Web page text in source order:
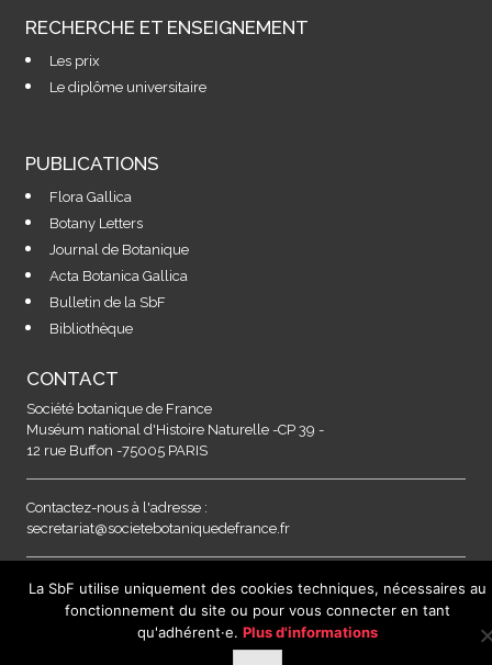
RECHERCHE ET ENSEIGNEMENT
Les prix
Le diplôme universitaire
PUBLICATIONS
Flora Gallica
Botany Letters
Journal de Botanique
Acta Botanica Gallica
Bulletin de la SbF
Bibliothèque
CONTACT
Société botanique de France
Muséum national d'Histoire Naturelle -CP 39 -
12 rue Buffon -75005 PARIS
Contactez-nous à l'adresse :
secretariat@societebotaniquedefrance.fr
MENTIONS LEGALES & RGPD
La SbF utilise uniquement des cookies techniques, nécessaires au
fonctionnement du site ou pour vous connecter en tant
qu'adhérent·e. Plus d'informations